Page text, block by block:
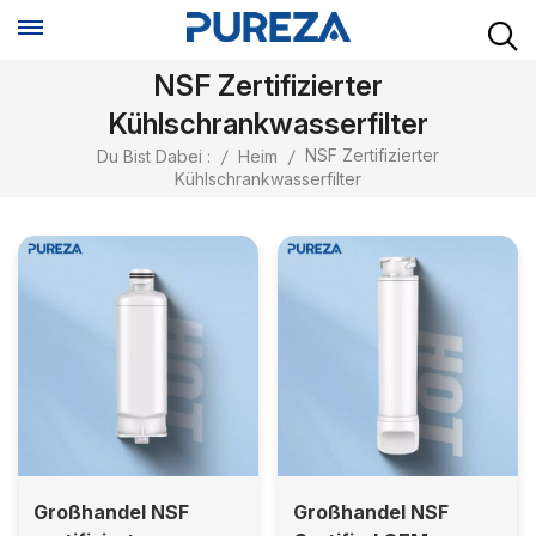
NSF Zertifizierter
Kühlschrankwasserfilter
Du Bist Dabei : / Heim / NSF Zertifizierter
Kühlschrankwasserfilter
Großhandel NSF
Großhandel NSF